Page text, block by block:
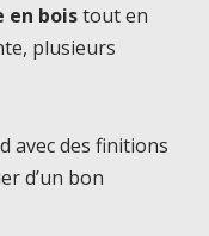
en boistout en
plusieurs
avec des finitions
d’un bon